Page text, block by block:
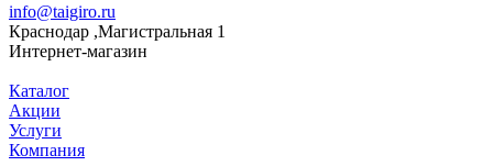
info@taigiro.ru
Краснодар ,Магистральная 1
Интернет-магазин
Каталог
Акции
Услуги
Компания